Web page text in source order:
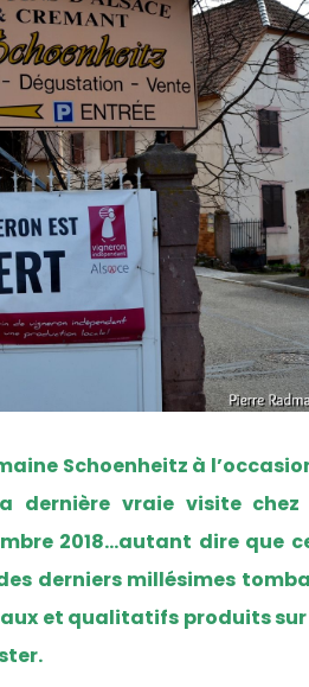
Schoenheitz à
dernière vraie visite chez
2018…autant dire que
derniers millésimes
et qualitatifs produits sur